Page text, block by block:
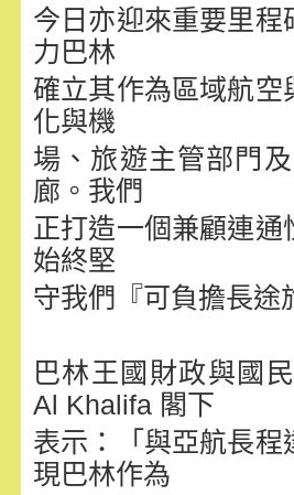
今日亦迎來重要里
力巴林
確立其作為區域航
化與機
場、旅遊主管部門
廊。我們
正打造一個兼顧連
始終堅
守我們『可負擔長途
巴林王國財政與國
Al Khalifa 閣下
表示：「與亞航長
現巴林作為